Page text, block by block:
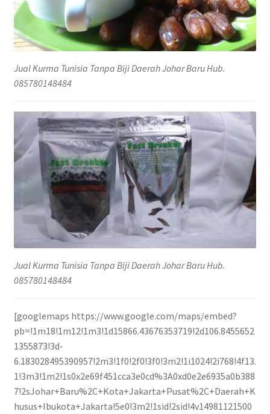
Jual Kurma Tunisia Tanpa Biji Daerah Johar Baru Hub.
085780148484
Jual Kurma Tunisia Tanpa Biji Daerah Johar Baru Hub.
085780148484
[googlemaps https://www.google.com/maps/embed?
pb=!1m18!1m12!1m3!1d15866.43676353719!2d106.8455652
1355873!3d-
6.183028495390957!2m3!1f0!2f0!3f0!3m2!1i1024!2i768!4f13.
1!3m3!1m2!1s0x2e69f451cca3e0cd%3A0xd0e2e6935a0b388
7!2sJohar+Baru%2C+Kota+Jakarta+Pusat%2C+Daerah+K
husus+Ibukota+Jakarta!5e0!3m2!1sid!2sid!4v14981121500